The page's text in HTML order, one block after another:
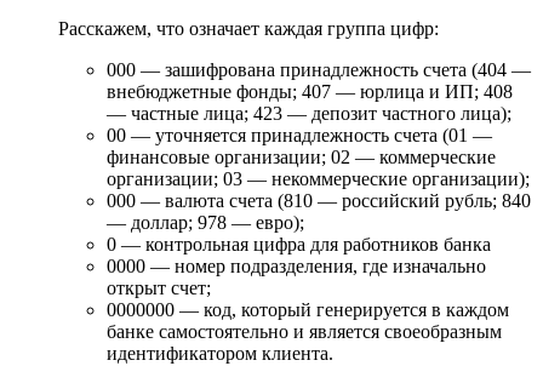
Расскажем, что означает каждая группа цифр:
000 — зашифрована принадлежность счета (404 —
внебюджетные фонды; 407 — юрлица и ИП; 408
— частные лица; 423 — депозит частного лица);
00 — уточняется принадлежность счета (01 —
финансовые организации; 02 — коммерческие
организации; 03 — некоммерческие организации);
000 — валюта счета (810 — российский рубль; 840
— доллар; 978 — евро);
0 — контрольная цифра для работников банка
0000 — номер подразделения, где изначально
открыт счет;
0000000 — код, который генерируется в каждом
банке самостоятельно и является своеобразным
идентификатором клиента.